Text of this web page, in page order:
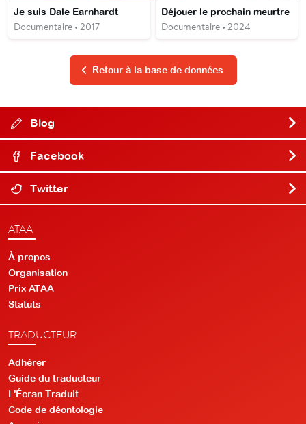
Je suis Dale Earnhardt
Documentaire • 2017
Déjouer le prochain meurtre
Documentaire • 2024
Retour à la base de données
Blog
Facebook
Twitter
ATAA
À propos
Organisation
Prix ATAA
Statuts
TRADUCTEUR
Adhérer
Guide du traducteur
L'Écran Traduit
Code de déontologie